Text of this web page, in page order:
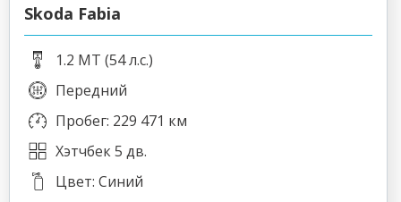
Skoda Fabia
1.2 MT (54 л.с.)
Передний
Пробег: 229 471 км
Хэтчбек 5 дв.
Цвет: Синий